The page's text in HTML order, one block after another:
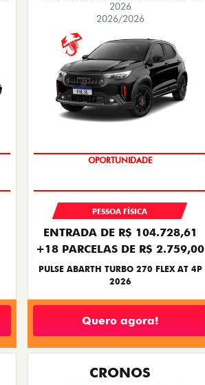
2026
2026/2026
PESSOA FÍSICA
ENTRADA DE R$ 104.728,61
+18 PARCELAS DE R$ 2.759,00
PULSE ABARTH TURBO 270 FLEX AT 4P
2026
Quero agora!
CRONOS